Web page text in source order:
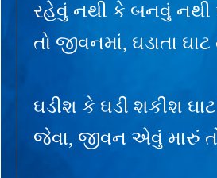
રહેવું નથી કે બનવું
તો જીવનમાં, ઘડાતા
ઘડીશ કે ઘડી શકીશ
જેવા, જીવન એવું મારું